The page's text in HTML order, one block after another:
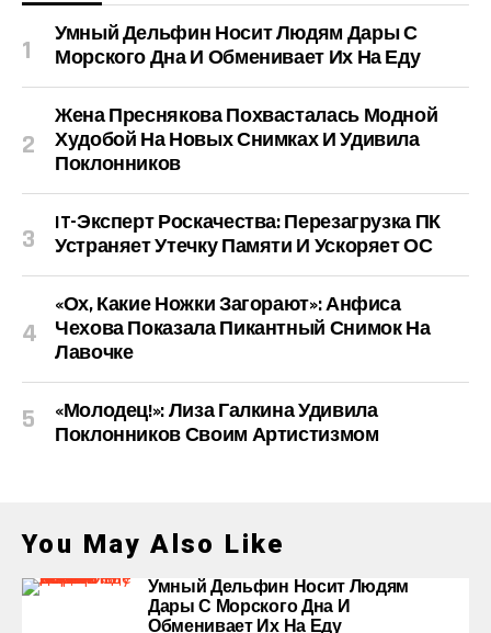
Умный Дельфин Носит Людям Дары С
Морского Дна И Обменивает Их На Еду
Жена Преснякова Похвасталась Модной
Худобой На Новых Снимках И Удивила
Поклонников
IT-Эксперт Роскачества: Перезагрузка ПК
Устраняет Утечку Памяти И Ускоряет ОС
«Ох, Какие Ножки Загорают»: Анфиса
Чехова Показала Пикантный Снимок На
Лавочке
«Молодец!»: Лиза Галкина Удивила
Поклонников Своим Артистизмом
You May Also Like
Умный Дельфин Носит Людям
Дары С Морского Дна И
Обменивает Их На Еду